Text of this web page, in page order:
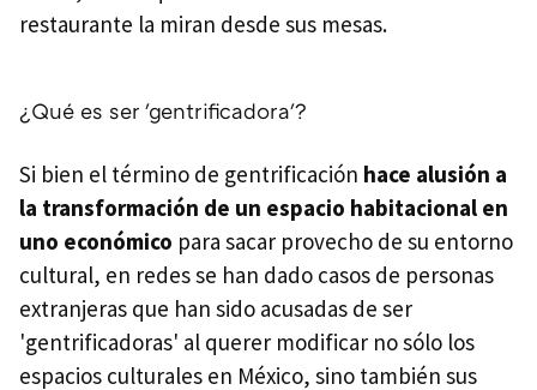
restaurante la miran desde sus mesas.
¿Qué es ser 'gentrificadora'?
Si bien el término de gentrificación hace alusión a
la transformación de un espacio habitacional en
uno económico para sacar provecho de su entorno
cultural, en redes se han dado casos de personas
extranjeras que han sido acusadas de ser
'gentrificadoras' al querer modificar no sólo los
espacios culturales en México, sino también sus